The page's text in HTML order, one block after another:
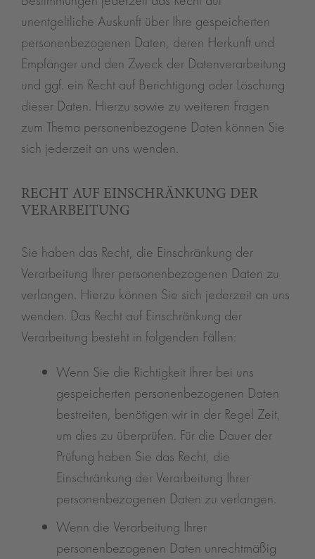
unentgeltliche Auskunft über Ihre gespeicherten
personenbezogenen Daten, deren Herkunft und
Empfänger und den Zweck der Datenverarbeitung
und ggf. ein Recht auf Berichtigung oder Löschung
dieser Daten. Hierzu sowie zu weiteren Fragen
zum Thema personenbezogene Daten können Sie
sich jederzeit an uns wenden.
RECHT AUF EINSCHRÄNKUNG DER
VERARBEITUNG
Sie haben das Recht, die Einschränkung der
Verarbeitung Ihrer personenbezogenen Daten zu
verlangen. Hierzu können Sie sich jederzeit an uns
wenden. Das Recht auf Einschränkung der
Verarbeitung besteht in folgenden Fällen:
Wenn Sie die Richtigkeit Ihrer bei uns
gespeicherten personenbezogenen Daten
bestreiten, benötigen wir in der Regel Zeit,
um dies zu überprüfen. Für die Dauer der
Prüfung haben Sie das Recht, die
Einschränkung der Verarbeitung Ihrer
personenbezogenen Daten zu verlangen.
Wenn die Verarbeitung Ihrer
personenbezogenen Daten unrechtmäßig